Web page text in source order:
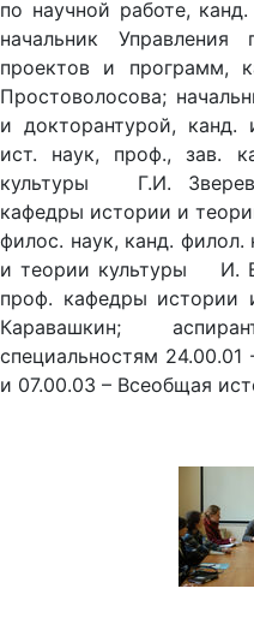
по научной работе,
начальник Управления
проектов и
Простоволосова;
и докторантурой,
ист. наук, проф., зав.
культуры Г.И.
кафедры истории и
филос. наук, канд.
и теории культуры И.
проф. кафедры
Каравашкин;
специальностям
и 07.00.03 – Всеобщая